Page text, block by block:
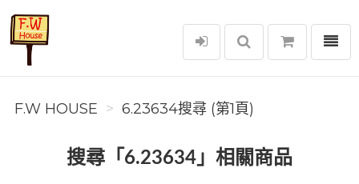
F.W House
選單
F.W HOUSE 6.23634搜尋 (第1頁)
搜尋「6.23634」相關商品